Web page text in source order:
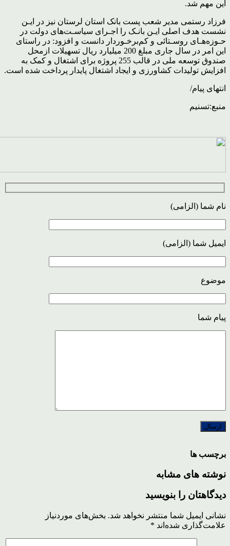
این مهم شد.
فرزاد رستمی مدیر شعب پست بانک استان لرستان نیز در ایـن
نشست هدف اصلی ایـن بانـک را اجـرای سیاسـت‌های دولت در
حـوزه‌هـای روسـتائی و کم‌برخـوردار دانست و افزود: در راستای
این امر در سال جاری مبلغ 200 میلیارد ریال تسهیلات ازمحل
صندوق توسعه ملی در قالب 255 پروژه برای اشتغال و کمک به
افزایش تولیدات کشاورزی و ایجاد اشتغال پایدار پرداخت شده است.
انتهای پیام/
منبع:تسنیم
نام شما (الزامی)
ایمیل شما (الزامی)
موضوع
پیام شما
برچسب ها
نوشته های مشابه
دیدگاهتان را بنویسید
نشانی ایمیل شما منتشر نخواهد شد. بخش‌های موردنیاز
علامت‌گذاری شده‌اند *